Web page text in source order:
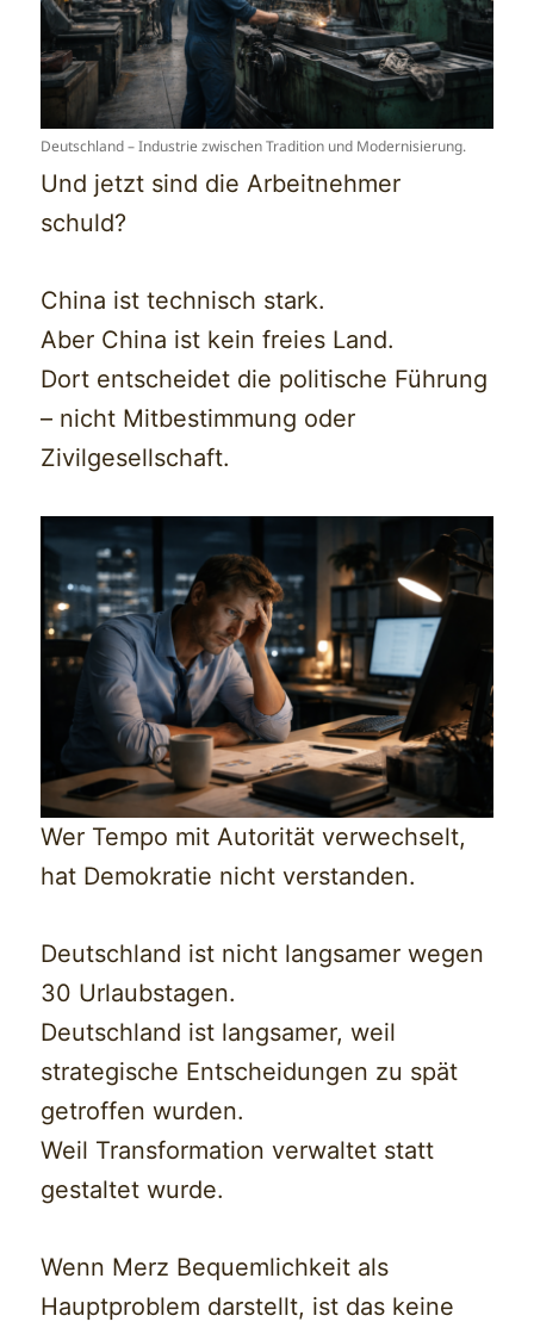
Deutschland – Industrie zwischen Tradition und Modernisierung.
Und jetzt sind die Arbeitnehmer
schuld?
China ist technisch stark.
Aber China ist kein freies Land.
Dort entscheidet die politische Führung
– nicht Mitbestimmung oder
Zivilgesellschaft.
Wer Tempo mit Autorität verwechselt,
hat Demokratie nicht verstanden.
Deutschland ist nicht langsamer wegen
30 Urlaubstagen.
Deutschland ist langsamer, weil
strategische Entscheidungen zu spät
getroffen wurden.
Weil Transformation verwaltet statt
gestaltet wurde.
Wenn Merz Bequemlichkeit als
Hauptproblem darstellt, ist das keine